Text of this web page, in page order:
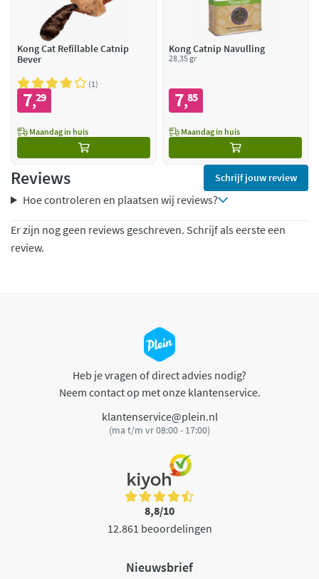
Kong Cat Refillable Catnip
Bever
1
7,29
Maandag in huis
Kong Catnip Navulling
28,35 gr
7,85
Maandag in huis
Reviews Schrijf jouw review
Hoe controleren en plaatsen wij reviews?
Er zijn nog geen reviews geschreven. Schrijf als eerste een
review.
Heb je vragen of direct advies nodig?
Neem contact op met onze klantenservice.
klantenservice@plein.nl
(ma t/m vr 08:00 - 17:00)
8,8/10
12.861 beoordelingen
Nieuwsbrief